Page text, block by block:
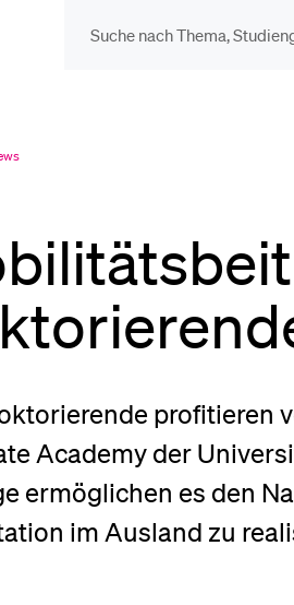
profitieren
Academy der
ermöglichen es den
im Ausland zu
Studien­interessierte
Forschende